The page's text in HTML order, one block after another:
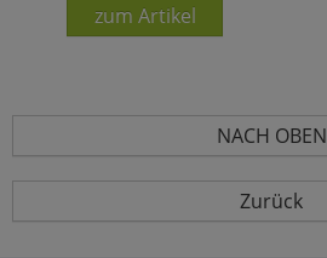
zum Artikel
NACH OBEN
Zurück